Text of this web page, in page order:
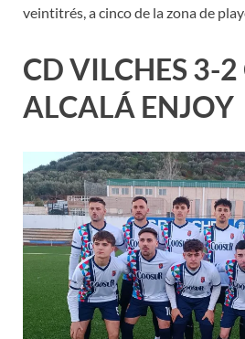
veintitrés, a cinco de la zona de
CD VILCHES 3-2
ALCALÁ ENJOY